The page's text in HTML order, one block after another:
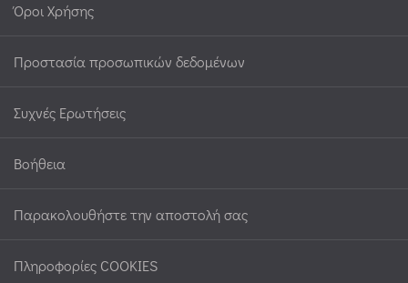
Όροι Χρήσης
Προστασία προσωπικών δεδομένων
Συχνές Ερωτήσεις
Βοήθεια
Παρακολουθήστε την αποστολή σας
Πληροφορίες COOKIES